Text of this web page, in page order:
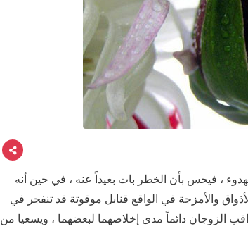
، فيحس بأن الخطر بات بعيداً عنه ، في حين أنه
والأمزجة في الواقع قنابل موقوتة قد تنفجر في
الزوجان دائماً مدى إخلاصهما لبعضهما ، ويسعيا من